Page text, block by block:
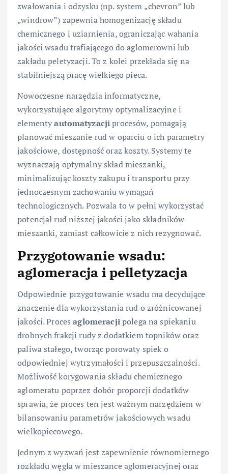
zwałowania i odzysku (np. system „chevron” lub
„windrow”) zapewnia homogenizację składu
chemicznego i uziarnienia, ograniczając wahania
jakości wsadu trafiającego do aglomerowni lub
zakładu peletyzacji. To z kolei przekłada się na
stabilniejszą pracę wielkiego pieca.
Nowoczesne narzędzia informatyczne,
wykorzystujące algorytmy optymalizacyjne i
elementyautomatyzacjiprocesów, pomagają
planować mieszanie rud w oparciu o ich parametry
jakościowe, dostępność oraz koszty. Systemy te
wyznaczają optymalny skład mieszanki,
minimalizując koszty zakupu i transportu przy
jednoczesnym zachowaniu wymagań
technologicznych. Pozwala to w pełni wykorzystać
potencjał rud niższej jakości jako składników
mieszanki, zamiast całkowicie z nich rezygnować.
Przygotowanie wsadu:
aglomeracja i pelletyzacja
Odpowiednie przygotowanie wsadu ma decydujące
znaczenie dla wykorzystania rud o zróżnicowanej
jakości. Procesaglomeracjipolega na spiekaniu
drobnych frakcji rudy z dodatkiem topników oraz
paliwa stałego, tworząc porowaty spiek o
odpowiedniej wytrzymałości i przepuszczalności.
Możliwość korygowania składu chemicznego
aglomeratu poprzez dobór proporcji dodatków
sprawia, że proces ten jest ważnym narzędziem w
bilansowaniu parametrów jakościowych wsadu
wielkopiecowego.
Jednym z wyzwań jest zapewnienie równomiernego
rozkładu węgla w mieszance aglomeracyjnej oraz